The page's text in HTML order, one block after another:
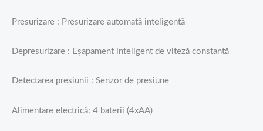
Presurizare : Presurizare automată inteligentă
Depresurizare : Eșapament inteligent de viteză constantă
Detectarea presiunii : Senzor de presiune
Alimentare electrică: 4 baterii (4xAA)